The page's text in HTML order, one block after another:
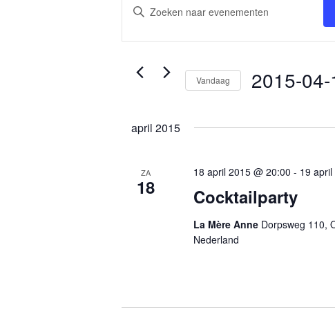
Zoeken
weergeven
navigatie
Vul
Zoek
keyword.
Vandaag 2015-
datum.
april 2015
ZA
18 Cocktailparty
18 april 2015 @ 20:00 - 19
La Mère Anne Dorpsweg 110,
Nederland